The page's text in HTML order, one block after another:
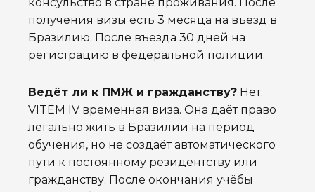
получения визы есть 3 месяца на въезд в
Бразилию. После въезда 30 дней на
регистрацию в федеральной полиции.
Ведёт ли к ПМЖ и гражданству? Нет.
VITEM IV временная виза. Она даёт право
легально жить в Бразилии на период
обучения, но не создаёт автоматического
пути к постоянному резидентству или
гражданству. После окончания учёбы